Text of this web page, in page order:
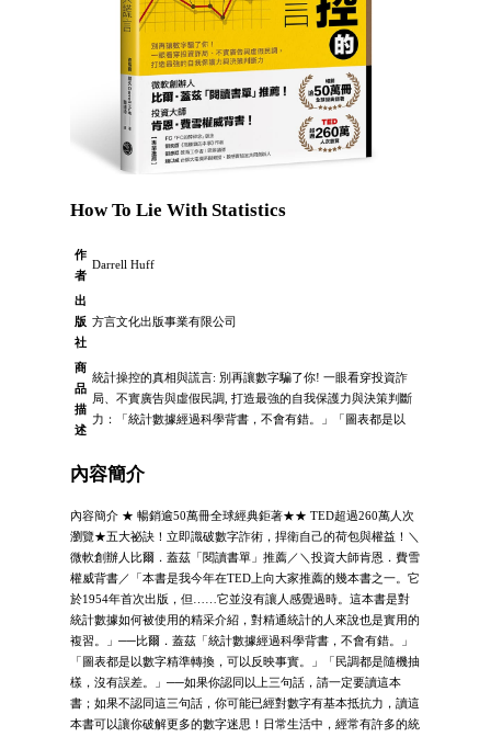
How To Lie With Statistics
作
者
Darrell Huff
出
版
社
方言文化出版事業有限公司
商
品
描
述
統計操控的真相與謊言: 別再讓數字騙了你! 一眼看穿投資詐
局、不實廣告與虛假民調, 打造最強的自我保護力與決策判斷
力：「統計數據經過科學背書，不會有錯。」「圖表都是以
內容簡介
內容簡介 ★ 暢銷逾50萬冊全球經典鉅著★★ TED超過260萬人次
瀏覽★五大祕訣！立即識破數字詐術，捍衛自己的荷包與權益！＼
微軟創辦人比爾．蓋茲「閱讀書單」推薦／＼投資大師肯恩．費雪
權威背書／「本書是我今年在TED上向大家推薦的幾本書之一。它
於1954年首次出版，但……它並沒有讓人感覺過時。這本書是對
統計數據如何被使用的精采介紹，對精通統計的人來說也是實用的
複習。」──比爾．蓋茲「統計數據經過科學背書，不會有錯。」
「圖表都是以數字精準轉換，可以反映事實。」「民調都是隨機抽
樣，沒有誤差。」──如果你認同以上三句話，請一定要讀這本
書；如果不認同這三句話，你可能已經對數字有基本抵抗力，讀這
本書可以讓你破解更多的數字迷思！日常生活中，經常有許多的統